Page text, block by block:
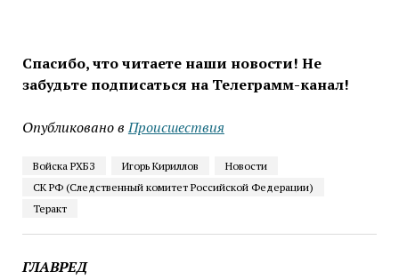
Спасибо, что читаете наши новости! Не
забудьте подписаться на Телеграмм-канал!
Опубликовано в Проиcшествия
Войска РХБЗ Игорь Кириллов
Новости
СК РФ (Следственный комитет Российской Федерации)
Теракт
ГЛАВРЕД